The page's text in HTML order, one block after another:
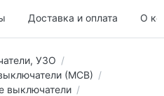
Доставка и оплата О
УЗО
(МСВ)
выключатели